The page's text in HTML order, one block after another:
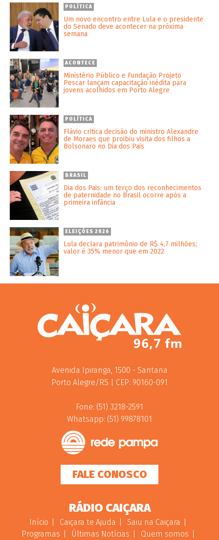
POLÍTICA
Um novo encontro entre Lula e o presidente
do Senado deve acontecer na próxima
semana
ACONTECE
Ministério Público e Fundação Projeto
Pescar lançam capacitação inédita para
jovens acolhidos em Porto Alegre
POLÍTICA
Flávio critica decisão do ministro Alexandre
de Moraes que proibiu visita dos filhos a
Bolsonaro no Dia dos Pais
BRASIL
Dia dos Pais: um terço dos reconhecimentos
de paternidade no Brasil ocorre após a
primeira infância
ELEIÇÕES 2026
Lula declara patrimônio de R$ 4,7 milhões;
valor é 35% menor que em 2022
Avenida Ipiranga, 1500 - Santana
Porto Alegre/RS | CEP: 90160-091
Fone: (51) 3218-2591
Whatsapp: (51) 99878101
FALE CONOSCO
RÁDIO CAIÇARA
Início Caiçara te Ajuda
Saiu na Caiçara
Programas
Últimas Notícias
Quem somos